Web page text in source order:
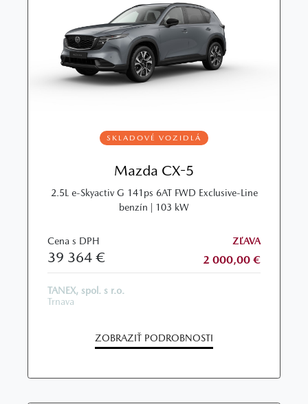
SKLADOVÉ VOZIDLÁ
Mazda CX-5
2.5L e‑Skyactiv G 141ps 6AT FWD Exclusive‑Line
benzín | 103 kW
Cena s DPH
39 364 €
ZĽAVA
2 000,00 €
TANEX, spol. s r.o.
Trnava
ZOBRAZIŤ PODROBNOSTI